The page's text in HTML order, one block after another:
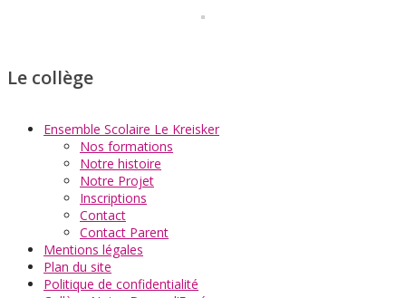
Le collège
Ensemble Scolaire Le Kreisker
Nos formations
Notre histoire
Notre Projet
Inscriptions
Contact
Contact Parent
Mentions légales
Plan du site
Politique de confidentialité